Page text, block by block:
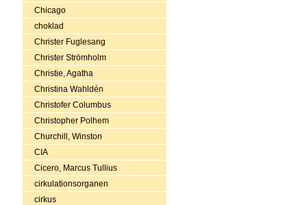
Chicago
choklad
Christer Fuglesang
Christer Strömholm
Christie, Agatha
Christina Wahldén
Christofer Columbus
Christopher Polhem
Churchill, Winston
CIA
Cicero, Marcus Tullius
cirkulationsorganen
cirkus